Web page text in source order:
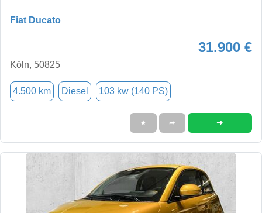
Fiat Ducato
31.900 €
Köln, 50825
4.500 km Diesel 103 kw (140 PS)
★ ➦ ➜